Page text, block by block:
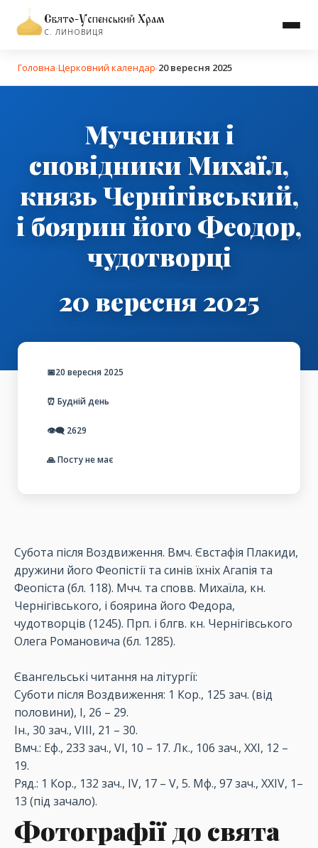
Свято-Успенський Храм
С. ЛИНОВИЦЯ
Головна›Церковний календар›20 вересня 2025
Мученики і
сповідники Михаїл,
князь Чернігівський,
і боярин його Феодор,
чудотворці
20 вересня 2025
📅20 вересня 2025
⏰ Будній день
👁️‍🗨️ 2629
🙏 Посту не має
Субота після Воздвиження. Вмч. Євстафія Плакиди,
дружини його Феопістії та синів їхніх Агапія та
Феопіста (бл. 118). Мчч. та сповв. Михаїла, кн.
Чернігівського, і боярина його Федора,
чудотворців (1245). Прп. і блгв. кн. Чернігівського
Олега Романовича (бл. 1285).
Євангельські читання на літургії:
Суботи після Воздвиження: 1 Кор., 125 зач. (від
половини), I, 26 – 29.
Ін., 30 зач., VIII, 21 – 30.
Вмч.: Еф., 233 зач., VI, 10 – 17. Лк., 106 зач., XXI, 12 –
19.
Ряд.: 1 Кор., 132 зач., IV, 17 – V, 5. Мф., 97 зач., XXIV, 1–
13 (під зачало).
Фотографії до свята